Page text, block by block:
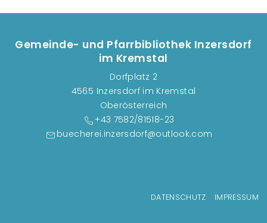
Gemeinde- und Pfarrbibliothek Inzersdorf
im Kremstal
Dorfplatz 2
4565 Inzersdorf im Kremstal
Oberösterreich
+43 7582/81518-23
buecherei.inzersdorf@outlook.com
DATENSCHUTZ IMPRESSUM